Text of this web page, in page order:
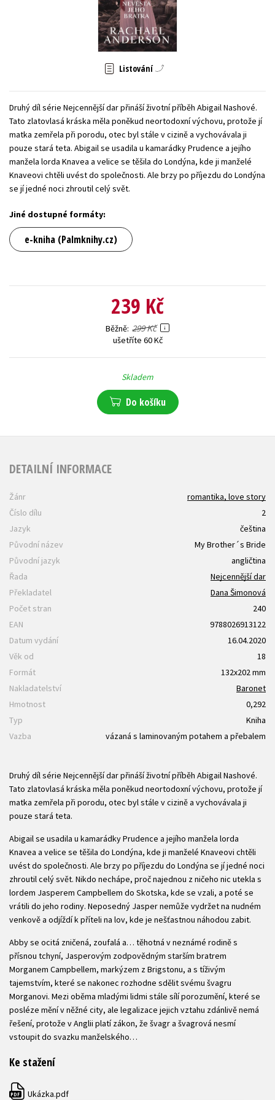
Zahraniční literatura
Všechny tituly
Listování
Druhý díl série Nejcennější dar přináší životní příběh Abigail Nashové.
Tato zlatovlasá kráska měla poněkud neortodoxní výchovu, protože jí
matka zemřela při porodu, otec byl stále v cizině a vychovávala ji
pouze stará teta. Abigail se usadila u kamarádky Prudence a jejího
manžela lorda Knavea a velice se těšila do Londýna, kde ji manželé
Knaveovi chtěli uvést do společnosti. Ale brzy po příjezdu do Londýna
se jí jedné noci zhroutil celý svět.
Jiné dostupné formáty:
e-kniha (Palmknihy.cz)
239 Kč
Běžně 299 Kč
ušetříte 60 Kč
Skladem
Do košíku
DETAILNÍ INFORMACE
Žánr
romantika, love story
Číslo dílu
2
Jazyk
čeština
Původní název
My Brother´s Bride
Původní jazyk
angličtina
Řada
Nejcennější dar
Překladatel
Dana Šimonová
Počet stran
240
EAN
9788026913122
Datum vydání
16.04.2020
Věk od
18
Formát
132x202 mm
Nakladatelství
Baronet
Hmotnost
0,292
Typ
Kniha
Vazba
vázaná s laminovaným potahem a přebalem
Druhý díl série Nejcennější dar přináší životní příběh Abigail Nashové.
Tato zlatovlasá kráska měla poněkud neortodoxní výchovu, protože jí
matka zemřela při porodu, otec byl stále v cizině a vychovávala ji
pouze stará teta.
Abigail se usadila u kamarádky Prudence a jejího manžela lorda
Knavea a velice se těšila do Londýna, kde ji manželé Knaveovi chtěli
uvést do společnosti. Ale brzy po příjezdu do Londýna se jí jedné noci
zhroutil celý svět. Nikdo nechápe, proč najednou z ničeho nic utekla s
lordem Jasperem Campbellem do Skotska, kde se vzali, a poté se
vrátili do jeho rodiny. Neposedný Jasper nemůže vydržet na nudném
venkově a odjíždí k příteli na lov, kde je nešťastnou náhodou zabit.
Abby se ocitá zničená, zoufalá a… těhotná v neznámé rodině s
přísnou tchyní, Jasperovým zodpovědným starším bratrem
Morganem Campbellem, markýzem z Brigstonu, a s tíživým
tajemstvím, které se nakonec rozhodne sdělit svému švagru
Morganovi. Mezi oběma mladými lidmi stále sílí porozumění, které se
posléze mění v něžné city, ale legalizace jejich vztahu zdánlivě nemá
řešení, protože v Anglii platí zákon, že švagr a švagrová nesmí
vstoupit do svazku manželského…
Ke stažení
PDF Ukázka.pdf